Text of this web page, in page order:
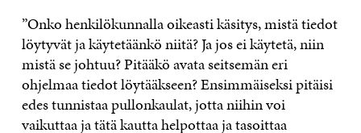
”Onko henkilökunnalla oikeasti käsitys, mistä tiedot
löytyvät ja käytetäänkö niitä? Ja jos ei käytetä, niin
mistä se johtuu? Pitääkö avata seitsemän eri
ohjelmaa tiedot löytääkseen? Ensimmäiseksi pitäisi
edes tunnistaa pullonkaulat, jotta niihin voi
vaikuttaa ja tätä kautta helpottaa ja tasoittaa